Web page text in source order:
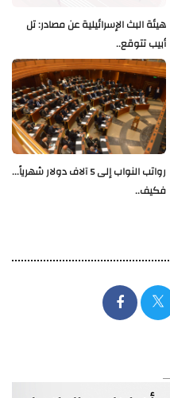
هيئة البث الإسرائيلية عن مصادر: تل
أبيب تتوقع..
رواتب النواب إلى 5 آلاف دولار شهرياً...
فكيف..